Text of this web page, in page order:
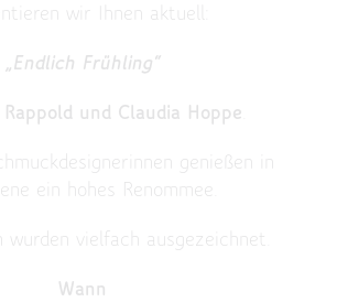
wir Ihnen aktuell:
„Endlich Frühling“
Rappold und Claudia Hoppe
genießen in
ein hohes Renommee.
wurden vielfach ausgezeichnet.
Wann